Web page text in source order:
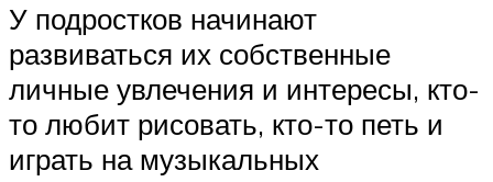
У подростков начинают
развиваться их собственные
личные увлечения и интересы, кто-
то любит рисовать, кто-то петь и
играть на музыкальных